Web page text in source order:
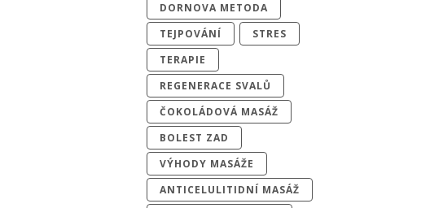
DORNOVA METODA
TEJPOVÁNÍ
STRES
TERAPIE
REGENERACE SVALŮ
ČOKOLÁDOVÁ MASÁŽ
BOLEST ZAD
VÝHODY MASÁŽE
ANTICELULITIDNÍ MASÁŽ